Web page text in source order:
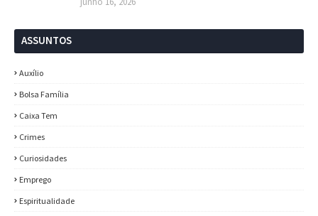
ASSUNTOS
Auxílio
Bolsa Família
Caixa Tem
Crimes
Curiosidades
Emprego
Espiritualidade